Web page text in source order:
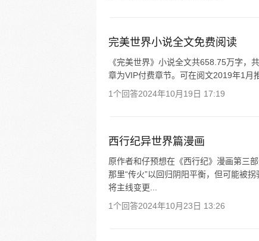
完美世界小说全文免费阅读
《完美世界》小说全文共658.75万字，
章为VIP付费章节。可在阅文2019年1月
1个回答2024年10月19日 17:19
西行纪异世界篇漫画
原作者和仔预想在《西行纪》漫画第三
那里“传火”以回归阴阳平衡，但可能被
将主线变更...
1个回答2024年10月23日 13:26